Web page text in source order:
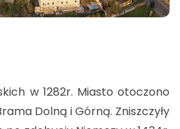
w 1282r. Miasto otoczono
Dolną i Górną. Zniszczyły